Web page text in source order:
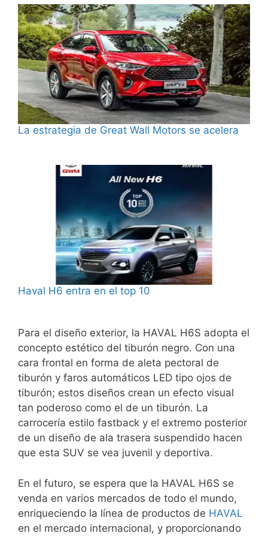
La estrategia de Great Wall Motors se acelera
Haval H6 entra en el top 10
Para el diseño exterior, la HAVAL H6S adopta el
concepto estético del tiburón negro. Con una
cara frontal en forma de aleta pectoral de
tiburón y faros automáticos LED tipo ojos de
tiburón; estos diseños crean un efecto visual
tan poderoso como el de un tiburón. La
carrocería estilo fastback y el extremo posterior
de un diseño de ala trasera suspendido hacen
que esta SUV se vea juvenil y deportiva.
En el futuro, se espera que la HAVAL H6S se
venda en varios mercados de todo el mundo,
enriqueciendo la línea de productos de HAVAL
en el mercado internacional, y proporcionando